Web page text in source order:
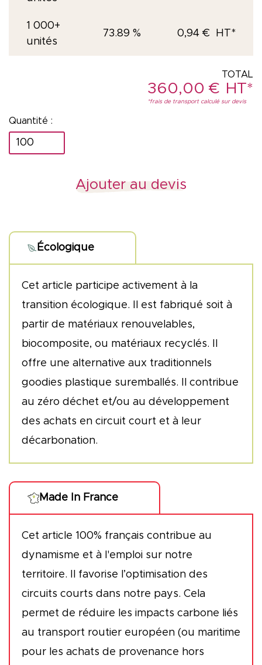
1 000+
unités
73.89 % 0,94 €
360,00€
quantité
"42km"
Ajouter au devis
Écologique
Cet article participe activement à la
transition écologique. Il est fabriqué soit à
partir de matériaux renouvelables,
biocomposite, ou matériaux recyclés. Il
offre une alternative aux traditionnels
goodies plastique suremballés. Il contribue
au zéro déchet et/ou au développement
des achats en circuit court et à leur
décarbonation.
Made In France
Cet article 100% français contribue au
dynamisme et à l'emploi sur notre
territoire. Il favorise l’optimisation des
circuits courts dans notre pays. Cela
permet de réduire les impacts carbone liés
au transport routier européen (ou maritime
pour les achats de provenance hors